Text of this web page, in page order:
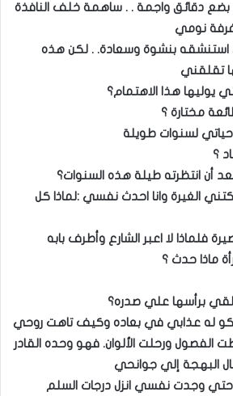
بضع دقائق واجمة . . ساهمة خلف النافذة
غرفة نومي
استنشقه بنشوة وسعادة. . لكن هذه
تقلقني
يوليها هذا الاهتمام؟
مختارة ؟
لسنوات طويلة
؟
بعد أن انتظرته طيلة هذه السنوات؟
الغيرة وانا احدث نفسي :لماذا كل
فلماذا لا اعبر الشارع وأطرف بابه
ماذا حدث ؟
برأسها علي صدره؟
له عذابي في بعاده وكيف تاهت روحي
ورحلت الألوان. فهو وحده القادر
البهجة إلي جوانحي
حتي وجدت نفسي انزل درجات السلم